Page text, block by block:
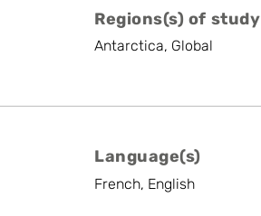
Regions(s) of study
Antarctica, Global
Language(s)
French, English